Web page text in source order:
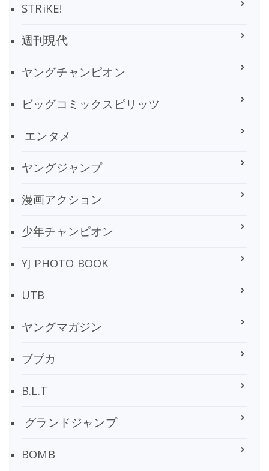
STRiKE!
週刊現代
ヤングチャンピオン
ビッグコミックスピリッツ
エンタメ
ヤングジャンプ
漫画アクション
少年チャンピオン
YJ PHOTO BOOK
UTB
ヤングマガジン
ブブカ
B.L.T
グランドジャンプ
BOMB